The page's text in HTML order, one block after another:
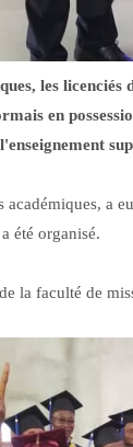
les
en
a
été organisé.
la faculté de